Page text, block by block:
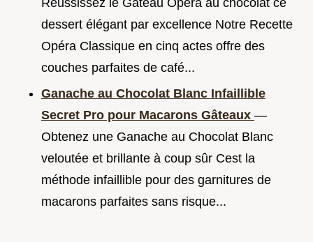
dessert élégant par excellence Notre Recette
Opéra Classique en cinq actes offre des
couches parfaites de café...
Ganache au Chocolat Blanc Infaillible
Secret Pro pour Macarons Gâteaux —
Obtenez une Ganache au Chocolat Blanc
veloutée et brillante à coup sûr Cest la
méthode infaillible pour des garnitures de
macarons parfaites sans risque...